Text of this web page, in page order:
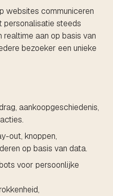
websites communiceren
steeds
aan op basis van
bezoeker een unieke
aankoopgeschiedenis,
out, knoppen,
op basis van data.
voor persoonlijke